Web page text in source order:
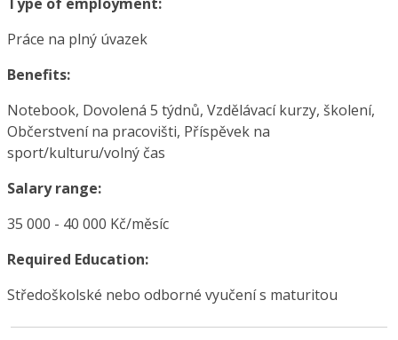
Práce na plný úvazek
Benefits:
Notebook, Dovolená 5 týdnů, Vzdělávací kurzy, školení,
Občerstvení na pracovišti, Příspěvek na
sport/kulturu/volný čas
Salary range:
35 000 - 40 000 Kč/měsíc
Required Education:
Středoškolské nebo odborné vyučení s maturitou